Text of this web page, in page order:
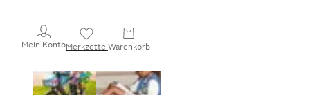
Mein KontoMerkzettelWarenkorb